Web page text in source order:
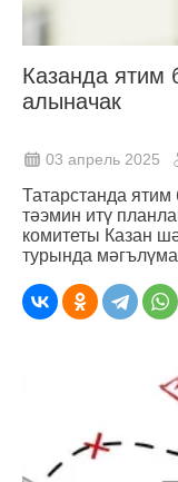
Казанда ятим
алыначак
03 апрель 2025
Татарстанда
тәэмин итү
комитеты Казан
турында